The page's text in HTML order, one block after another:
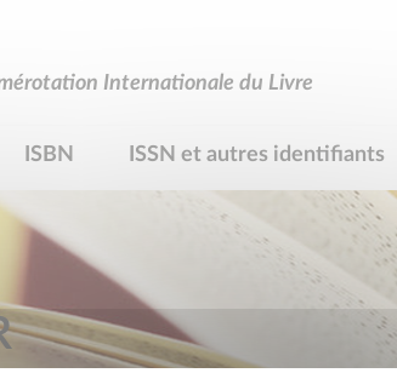
Internationale du Livre
ISBN ISSN et autres identifiants